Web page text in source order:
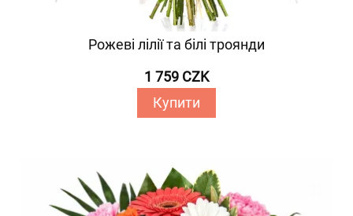
Рожеві лілії та білі троянди
1 759 CZK
Купити